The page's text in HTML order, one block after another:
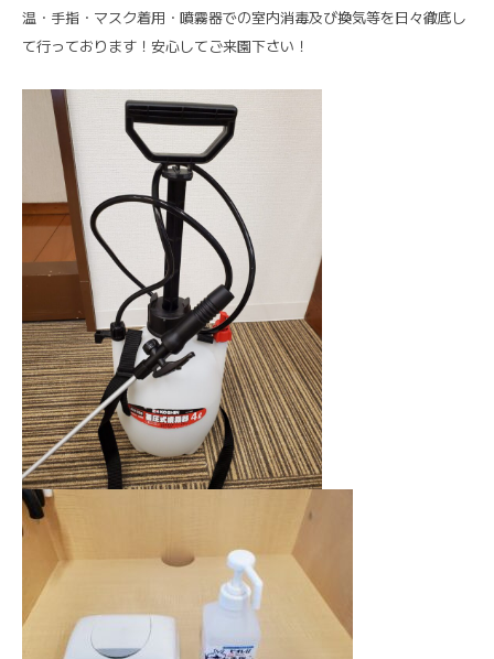
温・手指・マスク着用・噴霧器での室内消毒及び換気等を日々徹底し
て行っております！安心してご来園下さい！